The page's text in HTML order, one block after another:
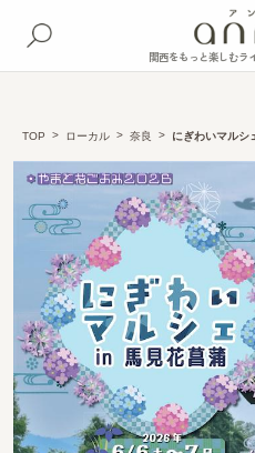
関西をもっと楽しむラ
TOP ローカル 奈良 にぎわいマルシ